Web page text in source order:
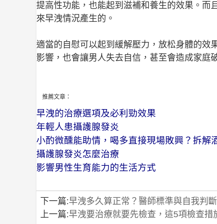
提高性功能，也能起到滋補和養生的效果。而
來早洩情況產生的。
適當的自慰可以起到緩解壓力，放松身體的效
影響，也會讓男人失去自信，甚至會造成家庭
推薦文章：
早洩的治療選項及必利勁效果
年輕人患攝護腺發炎
小酌微醺能助情，喝多直接現場敗興？拆解
攝護腺發炎怎麼治療
影響男性生育能力的生活方式
下一篇:早洩多久算正常？醫師標準與自我判
上一篇:早洩要治療就要先檢查，這5項檢查措